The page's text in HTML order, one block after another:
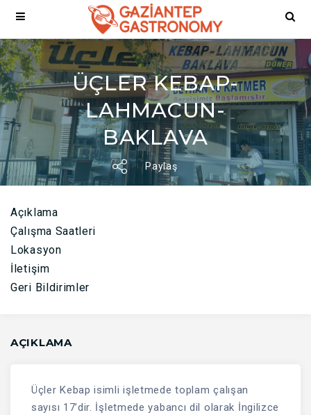
ÜÇLER KEBAP-
LAHMACUN-
BAKLAVA
Paylaş
Açıklama
Çalışma Saatleri
Lokasyon
İletişim
Geri Bildirimler
AÇIKLAMA
Üçler Kebap isimli işletmede toplam çalışan
sayısı 17’dir. İşletmede yabancı dil olarak İngilizce